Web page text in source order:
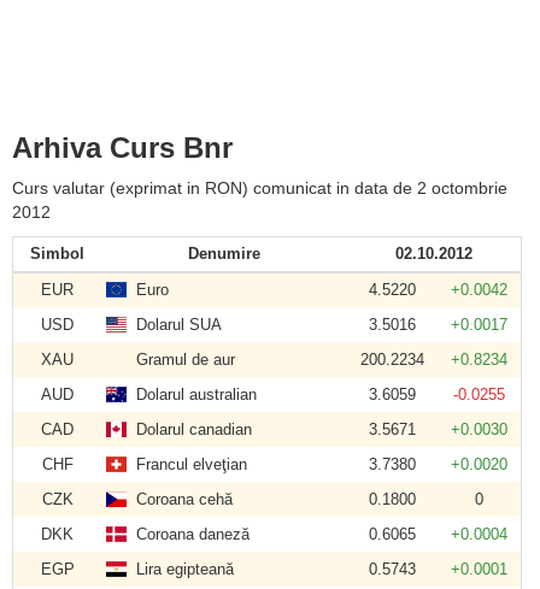
Arhiva Curs Bnr
Curs valutar (exprimat in RON) comunicat in data de 2 octombrie
2012
Simbol Denumire
02.10.2012
EUR
Euro 4.5220
+0.0042
USD
Dolarul SUA 3.5016
+0.0017
XAU
Gramul de aur 200.2234
+0.8234
AUD
Dolarul australian 3.6059
-0.0255
CAD
Dolarul canadian 3.5671
+0.0030
CHF
Francul elveţian 3.7380
+0.0020
CZK
Coroana cehă 0.1800
0
DKK
Coroana daneză 0.6065
+0.0004
EGP
Lira egipteană 0.5743
+0.0001